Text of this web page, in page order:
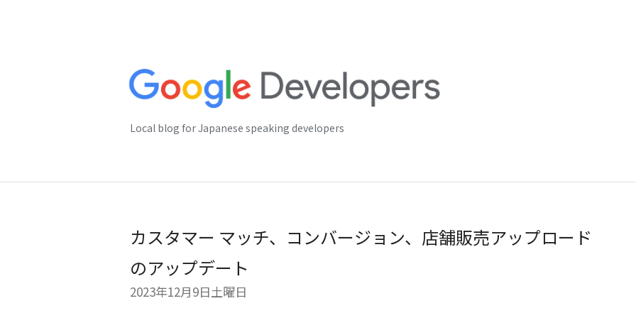
Local blog for Japanese speaking developers
カスタマー マッチ、コンバージョン、店舗販売アップロード
のアップデート
2023年12月9日土曜日